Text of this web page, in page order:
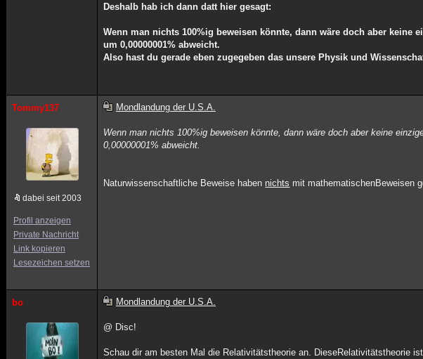
Deshalb hab ich dann datt hier gesagt:
Wenn man nichts 100%ig beweisen könnte, dann wäre doch aber keine
um 0,00000001% abweicht.
Also hast du gerade eben zugegeben das unsere Physik und
Tommy137
dabei seit 2003
Profil anzeigen
Private Nachricht
Link kopieren
Lesezeichen setzen
Mondlandung der U.S.A.
Wenn man nichts 100%ig beweisen könnte, dann wäre doch aber keine
0,00000001% abweicht.
Naturwissenschaftliche Beweise haben nichts mit mathematischenBeweisen
bo Mondlandung der U.S.A.
@ Disc!
Schau dir am besten Mal die Relativitätstheorie an. DieseRelativitätstheorie